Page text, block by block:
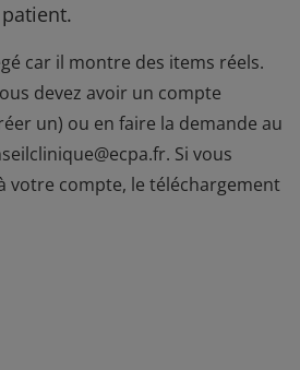
car il montre des items réels.
devez avoir un compte
un) ou en faire la demande au
Si vous
votre compte, le téléchargement